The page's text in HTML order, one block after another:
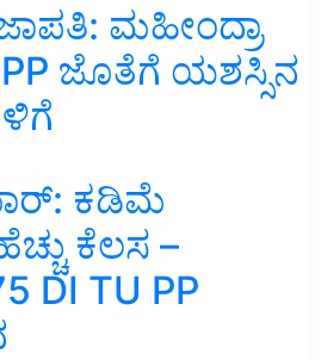
ಮಹೀಂದ್ರಾ
ಜೊತೆಗೆ ಯಶಸ್ಸಿನ
ಕಡಿಮೆ
ಕೆಲಸ –
DI TU PP